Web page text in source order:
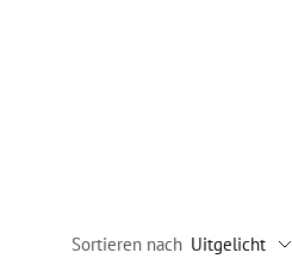
Sortieren nach Uitgelicht